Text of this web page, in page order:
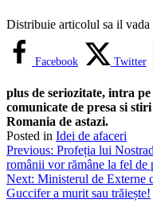
Distribuie articolul sa il
Facebook Twitter
plus de seriozitate, intra
comunicate de presa si
Romania de astazi.
Posted in Idei de afaceri
Navigare
în
articole
Previous: Profeția lui
românii vor rămâne la fel de
Next: Ministerul de Externe
Guccifer a murit sau trăiește!